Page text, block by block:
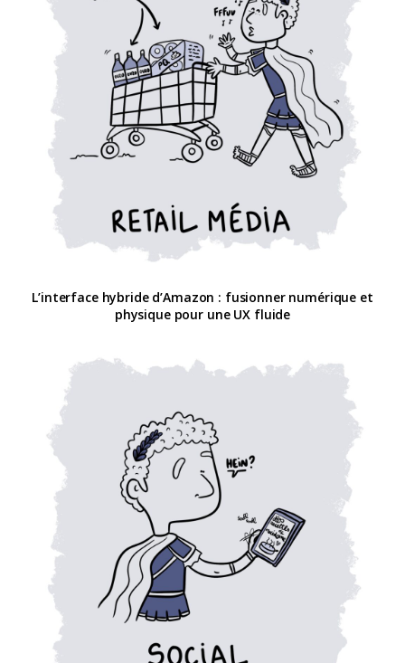
L’interface hybride d’Amazon : fusionner numérique et
physique pour une UX fluide